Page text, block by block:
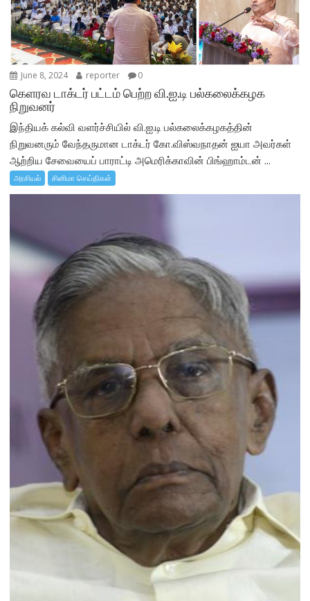
June 8, 2024 reporter 0
கெளரவ டாக்டர் பட்டம் பெற்ற வி.ஐ.டி பல்கலைக்கழக
நிறுவனர்
இந்தியக் கல்வி வளர்ச்சியில் வி.ஐ.டி பல்கலைக்கழகத்தின்
நிறுவனரும் வேந்தருமான டாக்டர் கோ.விஸ்வநாதன் ஐயா அவர்கள்
ஆற்றிய சேவையைப் பாராட்டி அமெரிக்காவின் பிங்ஹாம்டன் ...
அரசியல் சினிமா செய்திகள்